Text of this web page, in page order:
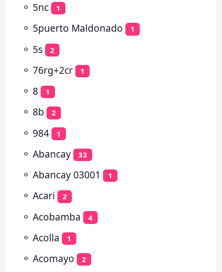
⚬ 5nc 1
⚬ 5puerto Maldonado 1
⚬ 5s 2
⚬ 76rg+2cr 1
⚬ 8 1
⚬ 8b 2
⚬ 984 1
⚬ Abancay 33
⚬ Abancay 03001 1
⚬ Acari 2
⚬ Acobamba 4
⚬ Acolla 1
⚬ Acomayo 2